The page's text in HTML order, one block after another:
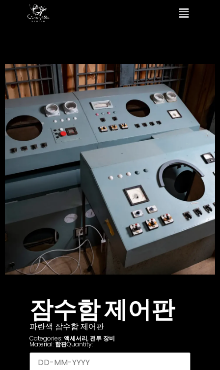
잠수함 제어판
파란색 잠수함 제어판
Categories:액세서리, 전투 장비
Material: 합판Quantity: